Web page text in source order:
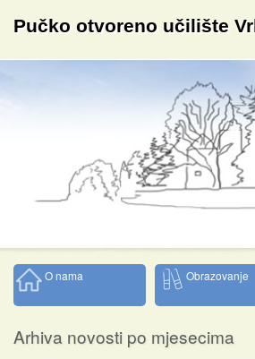
Pučko otvoreno učilište
O nama Obrazovanje
Arhiva novosti po mjesecima